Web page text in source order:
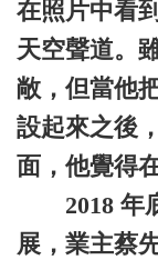
在照片中看
天空聲道。
敞，但當他
設起來之後
面，他覺得
2018 年底
展，業主蔡